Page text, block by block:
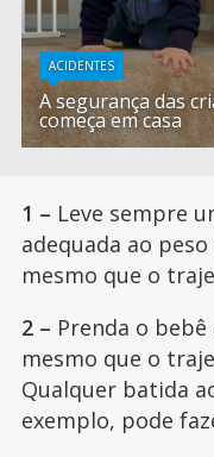
ACIDENTES
A segurança das
começa em casa
1 – Leve sempre
adequada ao
mesmo que o
2 – Prenda o
mesmo que o
Qualquer batida
exemplo, pode